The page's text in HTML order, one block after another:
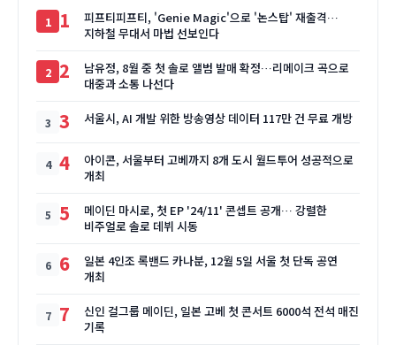
1
피프티피프티, 'Genie Magic'으로 '논스탑' 재출격…
지하철 무대서 마법 선보인다
2
남유정, 8월 중 첫 솔로 앨범 발매 확정…리메이크 곡으로
대중과 소통 나선다
3 서울시, AI 개발 위한 방송영상 데이터 117만 건 무료 개방
4
아이콘, 서울부터 고베까지 8개 도시 월드투어 성공적으로
개최
5
메이딘 마시로, 첫 EP '24/11' 콘셉트 공개… 강렬한
비주얼로 솔로 데뷔 시동
6
일본 4인조 록밴드 카나분, 12월 5일 서울 첫 단독 공연
개최
7
신인 걸그룹 메이딘, 일본 고베 첫 콘서트 6000석 전석 매진
기록